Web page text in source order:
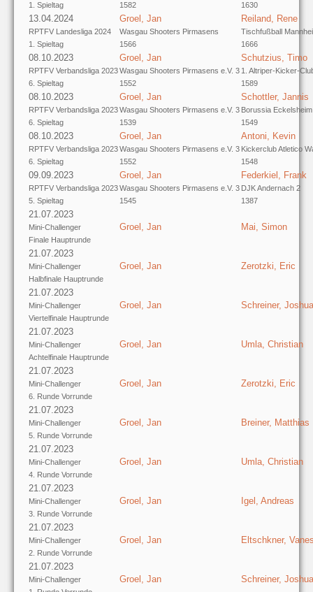
1. Spieltag
1582
1630
13.04.2024
RPTFV Landesliga 2024
1. Spieltag
Groel, Jan
Wasgau Shooters Pirmasens
1566
Reiland, Rene
Tischfußball
1666
08.10.2023
RPTFV Verbandsliga 2023
6. Spieltag
Groel, Jan
Wasgau Shooters Pirmasens e.V. 3
1552
Schutzius, Timo
1. Altriper-Kicker-
1589
08.10.2023
RPTFV Verbandsliga 2023
6. Spieltag
Groel, Jan
Wasgau Shooters Pirmasens e.V. 3
1539
Schottler, Jannis
Borussia
1549
08.10.2023
RPTFV Verbandsliga 2023
6. Spieltag
Groel, Jan
Wasgau Shooters Pirmasens e.V. 3
1552
Antoni, Kevin
Kickerclub Atletico
1548
09.09.2023
RPTFV Verbandsliga 2023
5. Spieltag
Groel, Jan
Wasgau Shooters Pirmasens e.V. 3
1545
Federkiel, Frank
DJK Andernach 2
1387
21.07.2023
Mini-Challenger
Finale Hauptrunde
Groel, Jan Mai, Simon
21.07.2023
Mini-Challenger
Halbfinale Hauptrunde
Groel, Jan Zerotzki, Eric
21.07.2023
Mini-Challenger
Viertelfinale Hauptrunde
Groel, Jan Schreiner, Joshua
21.07.2023
Mini-Challenger
Achtelfinale Hauptrunde
Groel, Jan Umla, Christian
21.07.2023
Mini-Challenger
6. Runde Vorrunde
Groel, Jan Zerotzki, Eric
21.07.2023
Mini-Challenger
5. Runde Vorrunde
Groel, Jan Breiner, Matthias
21.07.2023
Mini-Challenger
4. Runde Vorrunde
Groel, Jan Umla, Christian
21.07.2023
Mini-Challenger
3. Runde Vorrunde
Groel, Jan Igel, Andreas
21.07.2023
Mini-Challenger
2. Runde Vorrunde
Groel, Jan Eltschkner,
21.07.2023
Mini-Challenger
Groel, Jan Schreiner, Joshua